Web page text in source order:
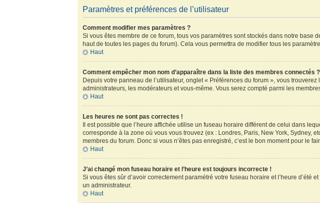
Paramètres et préférences de l’utilisateur
Comment modifier mes paramètres ?
Si vous êtes membre de ce forum, tous vos paramètres sont stockés dans notre base
haut de toutes les pages du forum). Cela vous permettra de modifier tous les
Haut
Comment empêcher mon nom d’apparaître dans la liste des membres connectés ?
Depuis votre panneau de l’utilisateur, onglet « Préférences du forum », vous trouverez
administrateurs, les modérateurs et vous-même. Vous serez compté parmi les
Haut
Les heures ne sont pas correctes !
Il est possible que l’heure affichée utilise un fuseau horaire différent de celui dans
corresponde à la zone où vous vous trouvez (ex : Londres, Paris, New York, Sydney,
membres du forum. Donc si vous n’êtes pas enregistré, c’est le bon moment pour le
Haut
J’ai changé mon fuseau horaire et l’heure est toujours incorrecte !
Si vous êtes sûr d’avoir correctement paramétré votre fuseau horaire et l’heure
un administrateur.
Haut